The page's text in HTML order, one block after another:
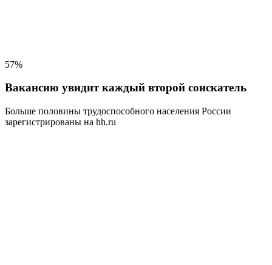
57%
Вакансию увидит каждый второй соискатель
Больше половины трудоспособного населения России
зарегистрированы на hh.ru